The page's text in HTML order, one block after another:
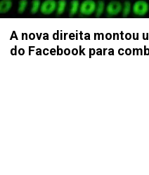
A nova direita montou
do Facebook para